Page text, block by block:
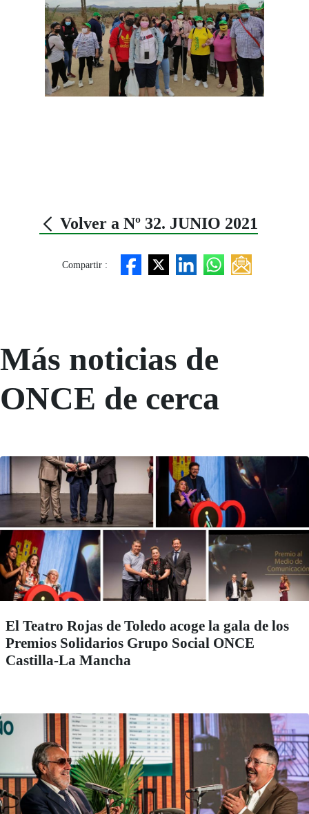
Volver a Nº 32. JUNIO 2021
Compartir :
Más noticias de
ONCE de cerca
El Teatro Rojas de Toledo acoge la gala de los
Premios Solidarios Grupo Social ONCE
Castilla-La Mancha